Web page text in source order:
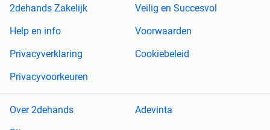
2dehands Zakelijk
Veilig en Succesvol
Help en info
Voorwaarden
Privacyverklaring
Cookiebeleid
Privacyvoorkeuren
Over 2dehands
Adevinta